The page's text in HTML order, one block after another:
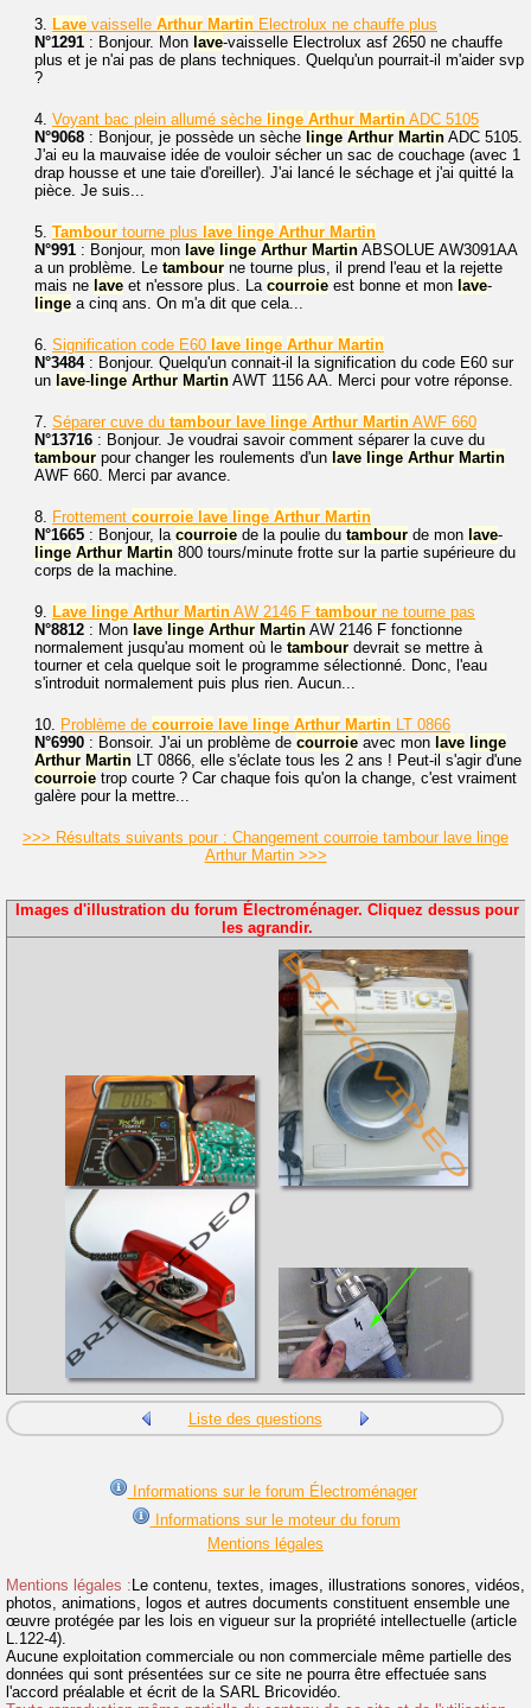
3. Lave vaisselle Arthur Martin Electrolux ne chauffe plus
N°1291 : Bonjour. Mon lave-vaisselle Electrolux asf 2650 ne chauffe
plus et je n'ai pas de plans techniques. Quelqu'un pourrait-il m'aider svp
?
4. Voyant bac plein allumé sèche linge Arthur Martin ADC 5105
N°9068 : Bonjour, je possède un sèche linge Arthur Martin ADC 5105.
J'ai eu la mauvaise idée de vouloir sécher un sac de couchage (avec 1
drap housse et une taie d'oreiller). J'ai lancé le séchage et j'ai quitté la
pièce. Je suis...
5. Tambour tourne plus lave linge Arthur Martin
N°991 : Bonjour, mon lave linge Arthur Martin ABSOLUE AW3091AA
a un problème. Le tambour ne tourne plus, il prend l'eau et la rejette
mais ne lave et n'essore plus. La courroie est bonne et mon lave-
linge a cinq ans. On m'a dit que cela...
6. Signification code E60 lave linge Arthur Martin
N°3484: Bonjour. Quelqu'un connait-il la signification du code E60 sur
un lave- linge Arthur Martin AWT 1156 AA. Merci pour votre réponse.
7. Séparer cuve du tambour lave linge Arthur Martin AWF 660
N°13716 : Bonjour. Je voudrai savoir comment séparer la cuve du
tambour pour changer les roulements d'un lave linge Arthur Martin
AWF 660. Merci par avance.
8. Frottement courroie lave linge Arthur Martin
N°1665 : Bonjour, la courroie de la poulie du tambour de mon lave-
linge Arthur Martin 800 tours/minute frotte sur la partie supérieure du
corps de la machine.
9. Lave linge Arthur Martin AW 2146 F tambour ne tourne pas
N°8812 : Mon lave linge Arthur Martin AW 2146 F fonctionne
normalement jusqu'au moment où le tambour devrait se mettre à
tourner et cela quelque soit le programme sélectionné. Donc, l'eau
s'introduit normalement puis plus rien. Aucun...
10. Problème de courroie lave linge Arthur Martin LT 0866
N°6990 : Bonsoir. J'ai un problème de courroie avec mon lave linge
Arthur Martin LT 0866, elle s'éclate tous les 2 ans ! Peut-il s'agir d'une
courroie trop courte ? Car chaque fois qu'on la change, c'est vraiment
galère pour la mettre...
>>> Résultats suivants pour : Changement courroie tambour lave linge
Arthur Martin >>>
Images d'illustration du forum Électroménager. Cliquez dessus pour
les agrandir.
Liste des questions
Informations sur le forum Électroménager
Informations sur le moteur du forum
Mentions légales
Mentions légales : Le contenu, textes, images, illustrations sonores, vidéos,
photos, animations, logos et autres documents constituent ensemble une
œuvre protégée par les lois en vigueur sur la propriété intellectuelle (article
L.122-4).
Aucune exploitation commerciale ou non commerciale même partielle des
données qui sont présentées sur ce site ne pourra être effectuée sans
l'accord préalable et écrit de la SARL Bricovidéo.